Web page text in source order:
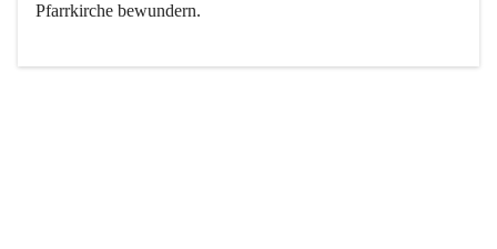
Pfarrkirche bewundern.
Der Weinbau dominert heute nicht mehr, ist aber integrativer